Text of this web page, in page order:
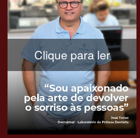
Clique para ler